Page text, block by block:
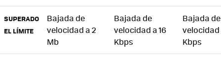
SUPERADO
EL LÍMITE
Bajada de
velocidad a 2
Mb
Bajada de
velocidad a 16
Kbps
Bajada de
velocidad
Kbps